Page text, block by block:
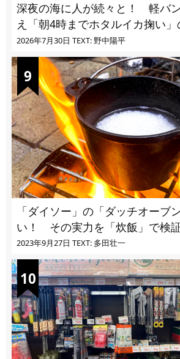
深夜の海に人が続々と！ 軽バ
え「朝4時までホタルイカ掬い
2026年7月30日 TEXT: 野中陽平
「ダイソー」の「ダッチオーブ
い！ その実力を「炊飯」で検
2023年9月27日 TEXT: 多田壮一